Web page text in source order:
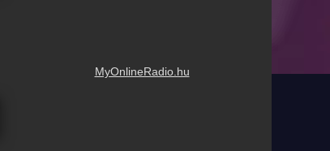
MyOnlineRadio.hu